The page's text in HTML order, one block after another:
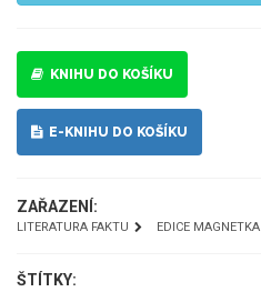
KNIHU DO KOŠÍKU
E-KNIHU DO KOŠÍKU
ZAŘAZENÍ:
LITERATURA FAKTU EDICE MAGNETKA
ŠTÍTKY: